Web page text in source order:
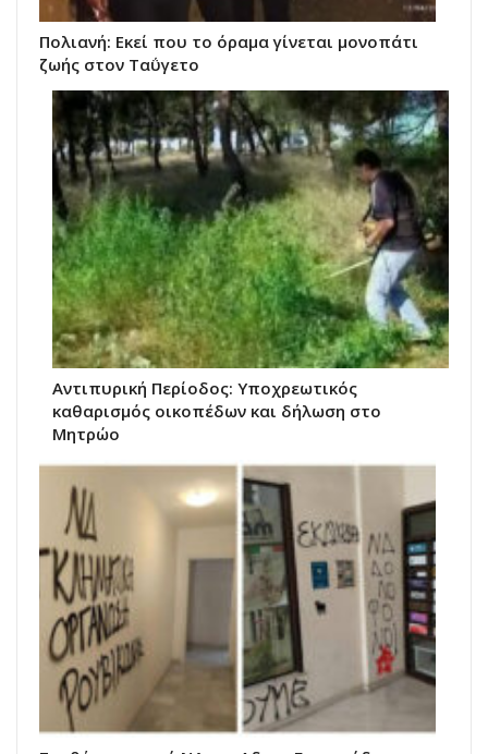
Πολιανή: Εκεί που το όραμα γίνεται μονοπάτι
ζωής στον Ταΰγετο
Αντιπυρική Περίοδος: Υποχρεωτικός
καθαρισμός οικοπέδων και δήλωση στο
Μητρώο